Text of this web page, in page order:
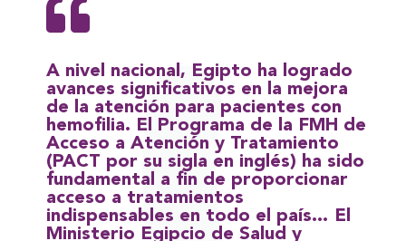
A nivel nacional, Egipto ha logrado
avances significativos en la mejora
de la atención para pacientes con
hemofilia. El Programa de la FMH de
Acceso a Atención y Tratamiento
(PACT por su sigla en inglés) ha sido
fundamental a fin de proporcionar
acceso a tratamientos
indispensables en todo el país… El
Ministerio Egipcio de Salud y